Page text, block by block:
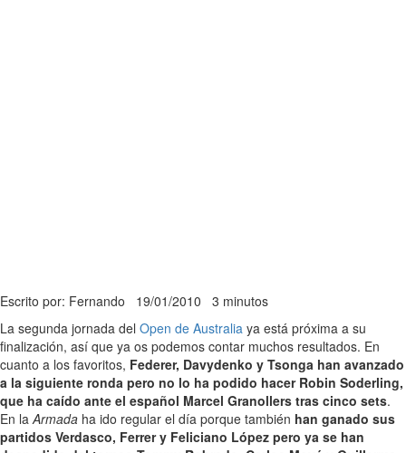
Escrito por: Fernando 19/01/2010 3 minutos
La segunda jornada del Open de Australia ya está próxima a su
finalización, así que ya os podemos contar muchos resultados. En
cuanto a los favoritos, Federer, Davydenko y Tsonga han avanzado
a la siguiente ronda pero no lo ha podido hacer Robin Soderling,
que ha caído ante el español Marcel Granollers tras cinco sets.
En laArmada ha ido regular el día porque también han ganado sus
partidos Verdasco, Ferrer y Feliciano López pero ya se han